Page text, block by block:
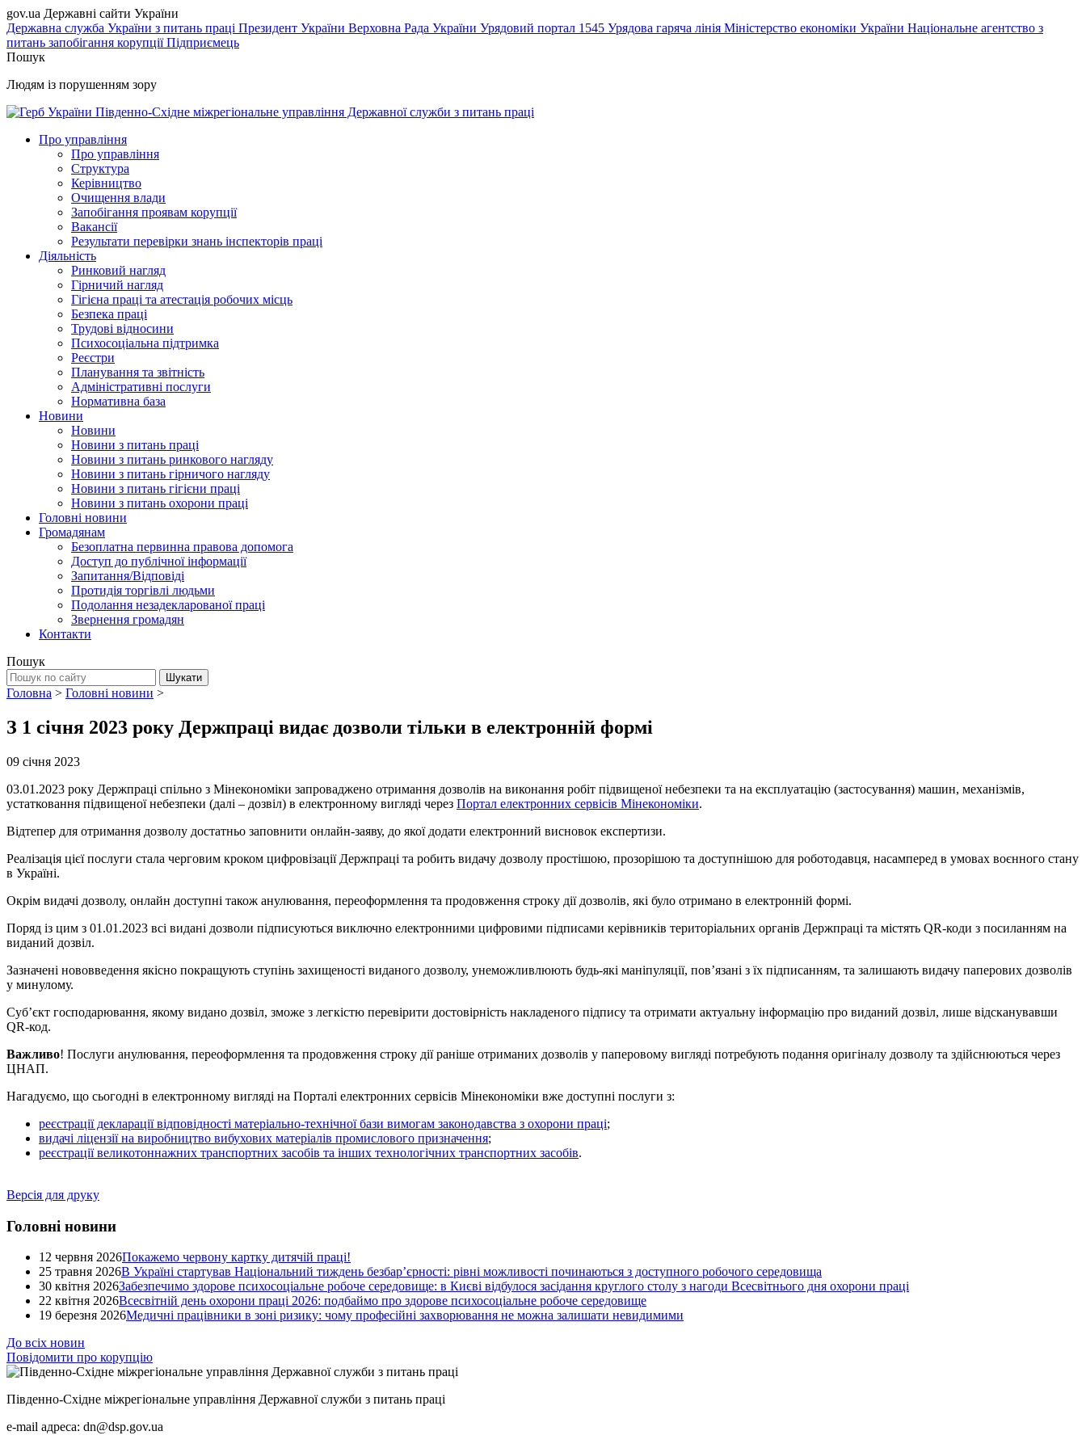
gov.ua Державні сайти України
Державна служба України з питань праці Президент України Верховна Рада України Урядовий портал 1545 Урядова гаряча лінія Міністерство економіки України Національне агентство з
питань запобігання корупціїПідприємець
Пошук
Людям із порушенням зору
Південно-Східне міжрегіональне управління Державної служби з питань праці
Про управління
Про управління
Структура
Керівництво
Очищення влади
Запобігання проявам корупції
Вакансії
Результати перевірки знань інспекторів праці
Діяльність
Ринковий нагляд
Гірничий нагляд
Гігієна праці та атестація робочих місць
Безпека праці
Трудові відносини
Психосоціальна підтримка
Реєстри
Планування та звітність
Адміністративні послуги
Нормативна база
Новини
Новини
Новини з питань праці
Новини з питань ринкового нагляду
Новини з питань гірничого нагляду
Новини з питань гігієни праці
Новини з питань охорони праці
Головні новини
Громадянам
Безоплатна первинна правова допомога
Доступ до публічної інформації
Запитання/Відповіді
Протидія торгівлі людьми
Подолання незадекларованої праці
Звернення громадян
Контакти
Пошук
Головна > Головні новини >
З 1 січня 2023 року Держпраці видає дозволи тільки в електронній формі
09 січня 2023
03.01.2023 року Держпраці спільно з Мінекономіки запроваджено отримання дозволів на виконання робіт підвищеної небезпеки та на експлуатацію (застосування) машин, механізмів,
устатковання підвищеної небезпеки (далі – дозвіл) в електронному вигляді через Портал електронних сервісів Мінекономіки.
Відтепер для отримання дозволу достатньо заповнити онлайн-заяву, до якої додати електронний висновок експертизи.
Реалізація цієї послуги стала черговим кроком цифровізації Держпраці та робить видачу дозволу простішою, прозорішою та доступнішою для роботодавця, насамперед в умовах воєнного стану
в Україні.
Окрім видачі дозволу, онлайн доступні також анулювання, переоформлення та продовження строку дії дозволів, які було отримано в електронній формі.
Поряд із цим з 01.01.2023 всі видані дозволи підписуються виключно електронними цифровими підписами керівників територіальних органів Держпраці та містять QR-коди з посиланням на
виданий дозвіл.
Зазначені нововведення якісно покращують ступінь захищеності виданого дозволу, унеможливлюють будь-які маніпуляції, пов’язані з їх підписанням, та залишають видачу паперових дозволів
у минулому.
Суб’єкт господарювання, якому видано дозвіл, зможе з легкістю перевірити достовірність накладеного підпису та отримати актуальну інформацію про виданий дозвіл, лише відсканувавши
QR-код.
Важливо! Послуги анулювання, переоформлення та продовження строку дії раніше отриманих дозволів у паперовому вигляді потребують подання оригіналу дозволу та здійснюються через
ЦНАП.
Нагадуємо, що сьогодні в електронному вигляді на Порталі електронних сервісів Мінекономіки вже доступні послуги з:
реєстрації декларації відповідності матеріально-технічної бази вимогам законодавства з охорони праці;
видачі ліцензії на виробництво вибухових матеріалів промислового призначення;
реєстрації великотоннажних транспортних засобів та інших технологічних транспортних засобів.
Версія для друку
Головні новини
12 червня 2026Покажемо червону картку дитячій праці!
25 травня 2026В Україні стартував Національний тиждень безбар’єрності: рівні можливості починаються з доступного робочого середовища
30 квітня 2026Забезпечимо здорове психосоціальне робоче середовище: в Києві відбулося засідання круглого столу з нагоди Всесвітнього дня охорони праці
22 квітня 2026Всесвітній день охорони праці 2026: подбаймо про здорове психосоціальне робоче середовище
19 березня 2026Медичні працівники в зоні ризику: чому професійні захворювання не можна залишати невидимими
До всіх новин
Повідомити про корупцію
Південно-Східне міжрегіональне управління Державної служби з питань праці
e-mail адреса: dn@dsp.gov.ua